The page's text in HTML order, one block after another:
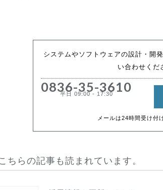
システムやソフトウェアの設計・開
い合わせくだ
0836-35-3610
平日 09:00 - 17:30
メールは24時間受け付
ちらの記事も読まれています。